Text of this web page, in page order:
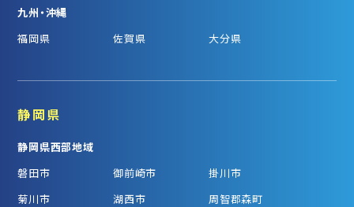
九州・沖縄
福岡県
佐賀県 大分県
静岡県
静岡県西部地域
磐田市
御前崎市
掛川市
菊川市
湖西市
周智郡森町